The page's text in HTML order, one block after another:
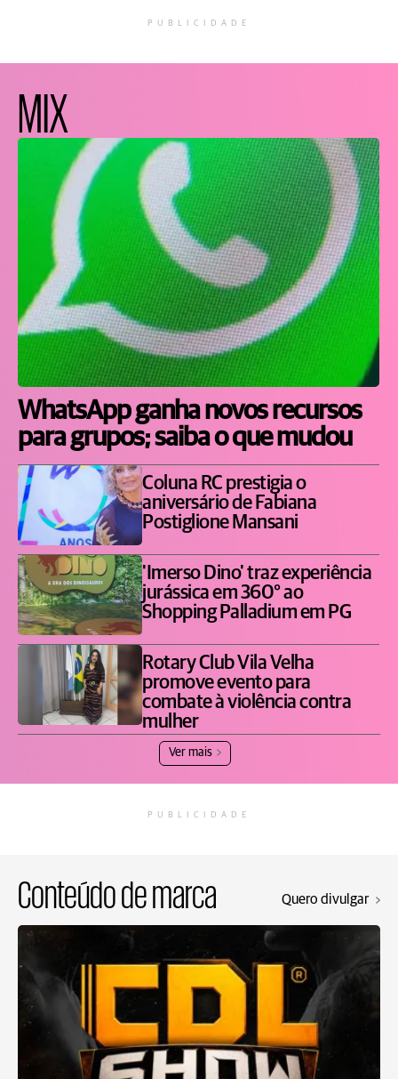
PUBLICIDADE
MIX
WhatsApp ganha novos recursos
para grupos; saiba o que mudou
Coluna RC prestigia o
aniversário de Fabiana
Postiglione Mansani
'Imerso Dino' traz experiência
jurássica em 360° ao
Shopping Palladium em PG
Rotary Club Vila Velha
promove evento para
combate à violência contra
mulher
Ver mais
PUBLICIDADE
Conteúdo de marca Quero divulgar